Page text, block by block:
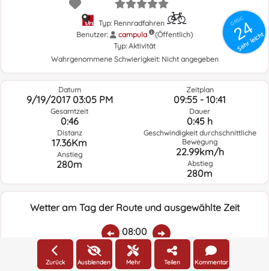
GRSIC
24
Sehr leicht
Typ: Rennradfahren
Benutzer:
campula
(Öffentlich)
Typ: Aktivität
Wahrgenommene Schwierigkeit: Nicht angegeben
Datum
9/19/2017 03:05 PM
Gesamtzeit
0:46
Distanz
17.36Km
Anstieg
280m
Zeitplan
09:55 - 10:41
Dauer
0:45 h
Geschwindigkeit durchschnittliche
Bewegung
22.99km/h
Abstieg
280m
Wetter am Tag der Route und ausgewählte Zeit
08:00
Regen:
Durchschnittliche
Geschwindigkeit Windrichtung
Zurück Ausblenden Mehr Teilen Kommentar